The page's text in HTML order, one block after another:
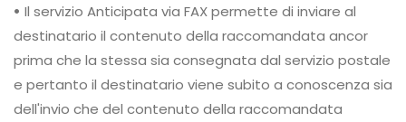
• Il servizio Anticipata via FAX permette di inviare al
destinatario il contenuto della raccomandata ancor
prima che la stessa sia consegnata dal servizio postale
e pertanto il destinatario viene subito a conoscenza sia
dell'invio che del contenuto della raccomandata